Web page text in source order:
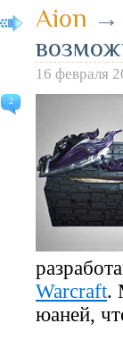
2
Aion
16 февраля
Warcraft.
юаней,